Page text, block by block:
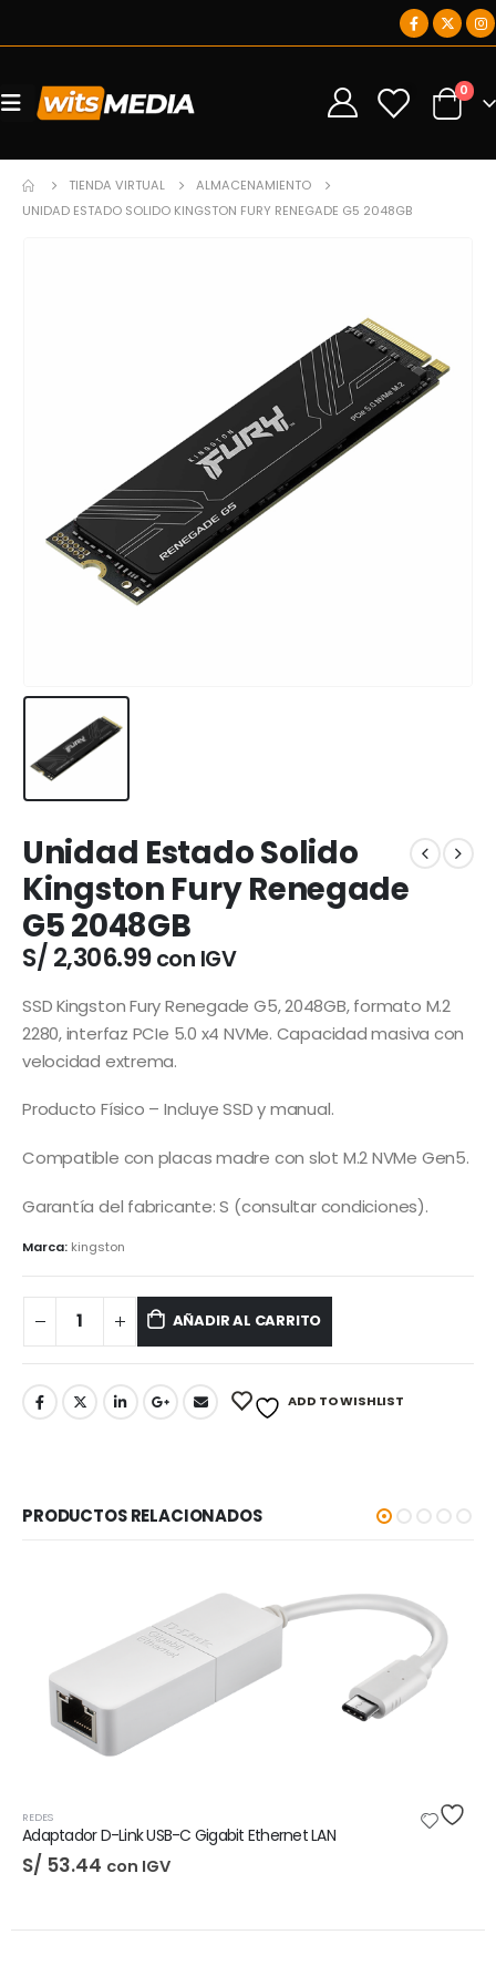
0 0
TIENDA VIRTUAL
ALMACENAMIENTO
UNIDAD ESTADO SOLIDO KINGSTON FURY RENEGADE G5 2048GB
Unidad Estado Solido
Kingston Fury Renegade
G5 2048GB
S/ 2,306.99 con IGV
SSD Kingston Fury Renegade G5, 2048GB, formato M.2
2280, interfaz PCIe 5.0 x4 NVMe. Capacidad masiva con
velocidad extrema.
Producto Físico – Incluye SSD y manual.
Compatible con placas madre con slot M.2 NVMe Gen5.
Garantía del fabricante: S (consultar condiciones).
Marca: kingston
AÑADIR AL CARRITO
ADD TO WISHLIST
PRODUCTOS RELACIONADOS